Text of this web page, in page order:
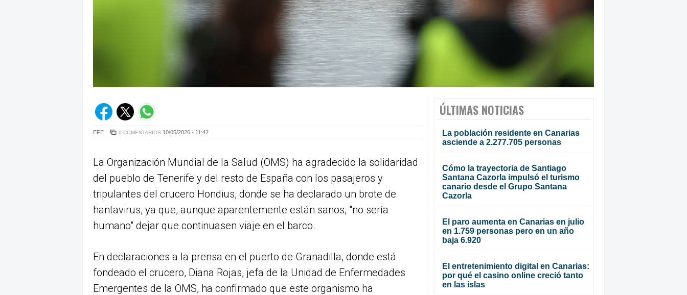
EFE 0 COMENTARIOS 10/05/2026 - 11:42
La Organización Mundial de la Salud (OMS) ha agradecido la solidaridad
del pueblo de Tenerife y del resto de España con los pasajeros y
tripulantes del crucero Hondius, donde se ha declarado un brote de
hantavirus, ya que, aunque aparentemente están sanos, "no sería
humano" dejar que continuasen viaje en el barco.
En declaraciones a la prensa en el puerto de Granadilla, donde está
fondeado el crucero, Diana Rojas, jefa de la Unidad de Enfermedades
Emergentes de la OMS, ha confirmado que este organismo ha
ÚLTIMAS NOTICIAS
La población residente en Canarias
asciende a 2.277.705 personas
Cómo la trayectoria de Santiago
Santana Cazorla impulsó el turismo
canario desde el Grupo Santana
Cazorla
El paro aumenta en Canarias en julio
en 1.759 personas pero en un año
baja 6.920
El entretenimiento digital en Canarias:
por qué el casino online creció tanto
en las islas